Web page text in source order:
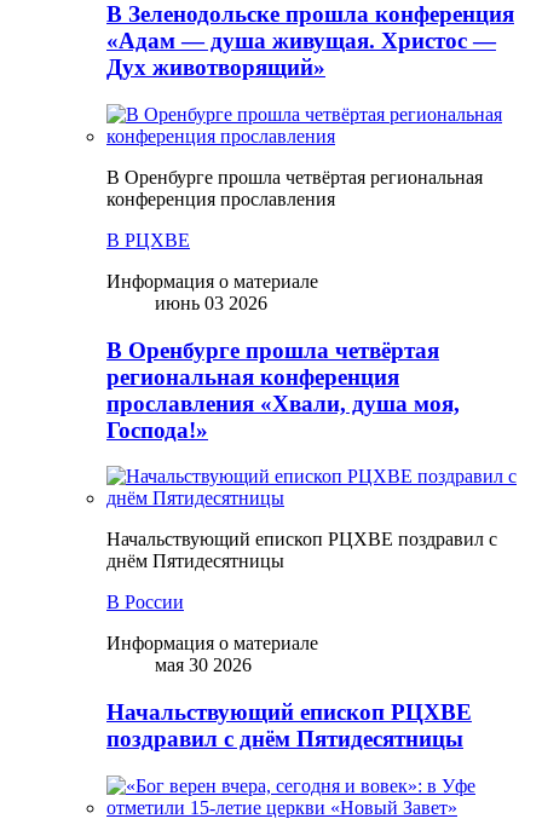
В Зеленодольске прошла конференция
«Адам — душа живущая. Христос —
Дух животворящий»
В Оренбурге прошла четвёртая региональная
конференция прославления
В РЦХВЕ
Информация о материале
июнь 03 2026
В Оренбурге прошла четвёртая
региональная конференция
прославления «Хвали, душа моя,
Господа!»
Начальствующий епископ РЦХВЕ поздравил с
днём Пятидесятницы
В России
Информация о материале
мая 30 2026
Начальствующий епископ РЦХВЕ
поздравил с днём Пятидесятницы